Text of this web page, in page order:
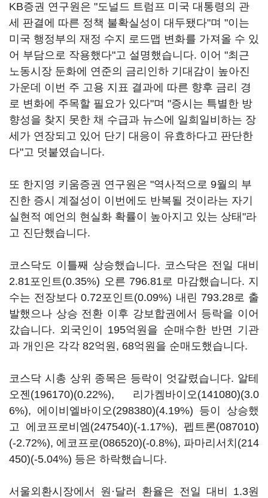
KB증권 연구원은 "도널드 트럼프 미국 대통령의 관
세 판결에 따른 정책 불확실성이 대두됐다"며 "이는
미국 행정부의 재정 수지 로드맵 변화를 가져올 수 있
어 부담으로 작용했다"고 설명했습니다. 이어 "최근
노동시장 둔화에 연준의 금리인하 기대감이 높아진
가운데 이번 주 고용 지표 결과에 따른 향후 금리 경
로 변화에 주목할 필요가 있다"며 "증시는 특별한 방
향성을 찾지 못한 채 수급과 뉴스에 일희일비하는 장
세가 연장되고 있어 단기 대응이 유효하다고 판단한
다"고 덧붙였습니다.
또 한지영 키움증권 연구원은 "역사적으로 9월의 부
진한 증시 계절성이 이번에도 반복될 것이라는 자기
실현적 예언의 현실화 확률이 높아지고 있는 상태"라
고 진단했습니다.
코스닥도 이틀째 상승했습니다. 코스닥은 전일 대비
2.81포인트(0.35%) 오른 796.81로 마감했습니다. 지
수는 전장보다 0.72포인트(0.09%) 내린 793.28로 출
발했으나 상승 전환 이후 강보합권에서 등락을 이어
갔습니다. 외국인이 195억원을 순매수한 반면 기관
과 개인은 각각 82억원, 68억원을 순매도했습니다.
코스닥 시총 상위 종목은 등락이 엇갈렸습니다. 알테
오젠(196170)(0.22%), 리가켐바이오(141080)(3.0
6%), 에이비엘바이오(298380)(4.19%) 등이 상승했
고 에코프로비엠(247540)(-1.17%), 펩트론(087010)
(-2.72%), 에코프로(086520)(-0.8%), 파마리서치(214
450)(-5.04%) 등은 하락했습니다.
서울외환시장에서 원·달러 환율은 전일 대비 1.3원